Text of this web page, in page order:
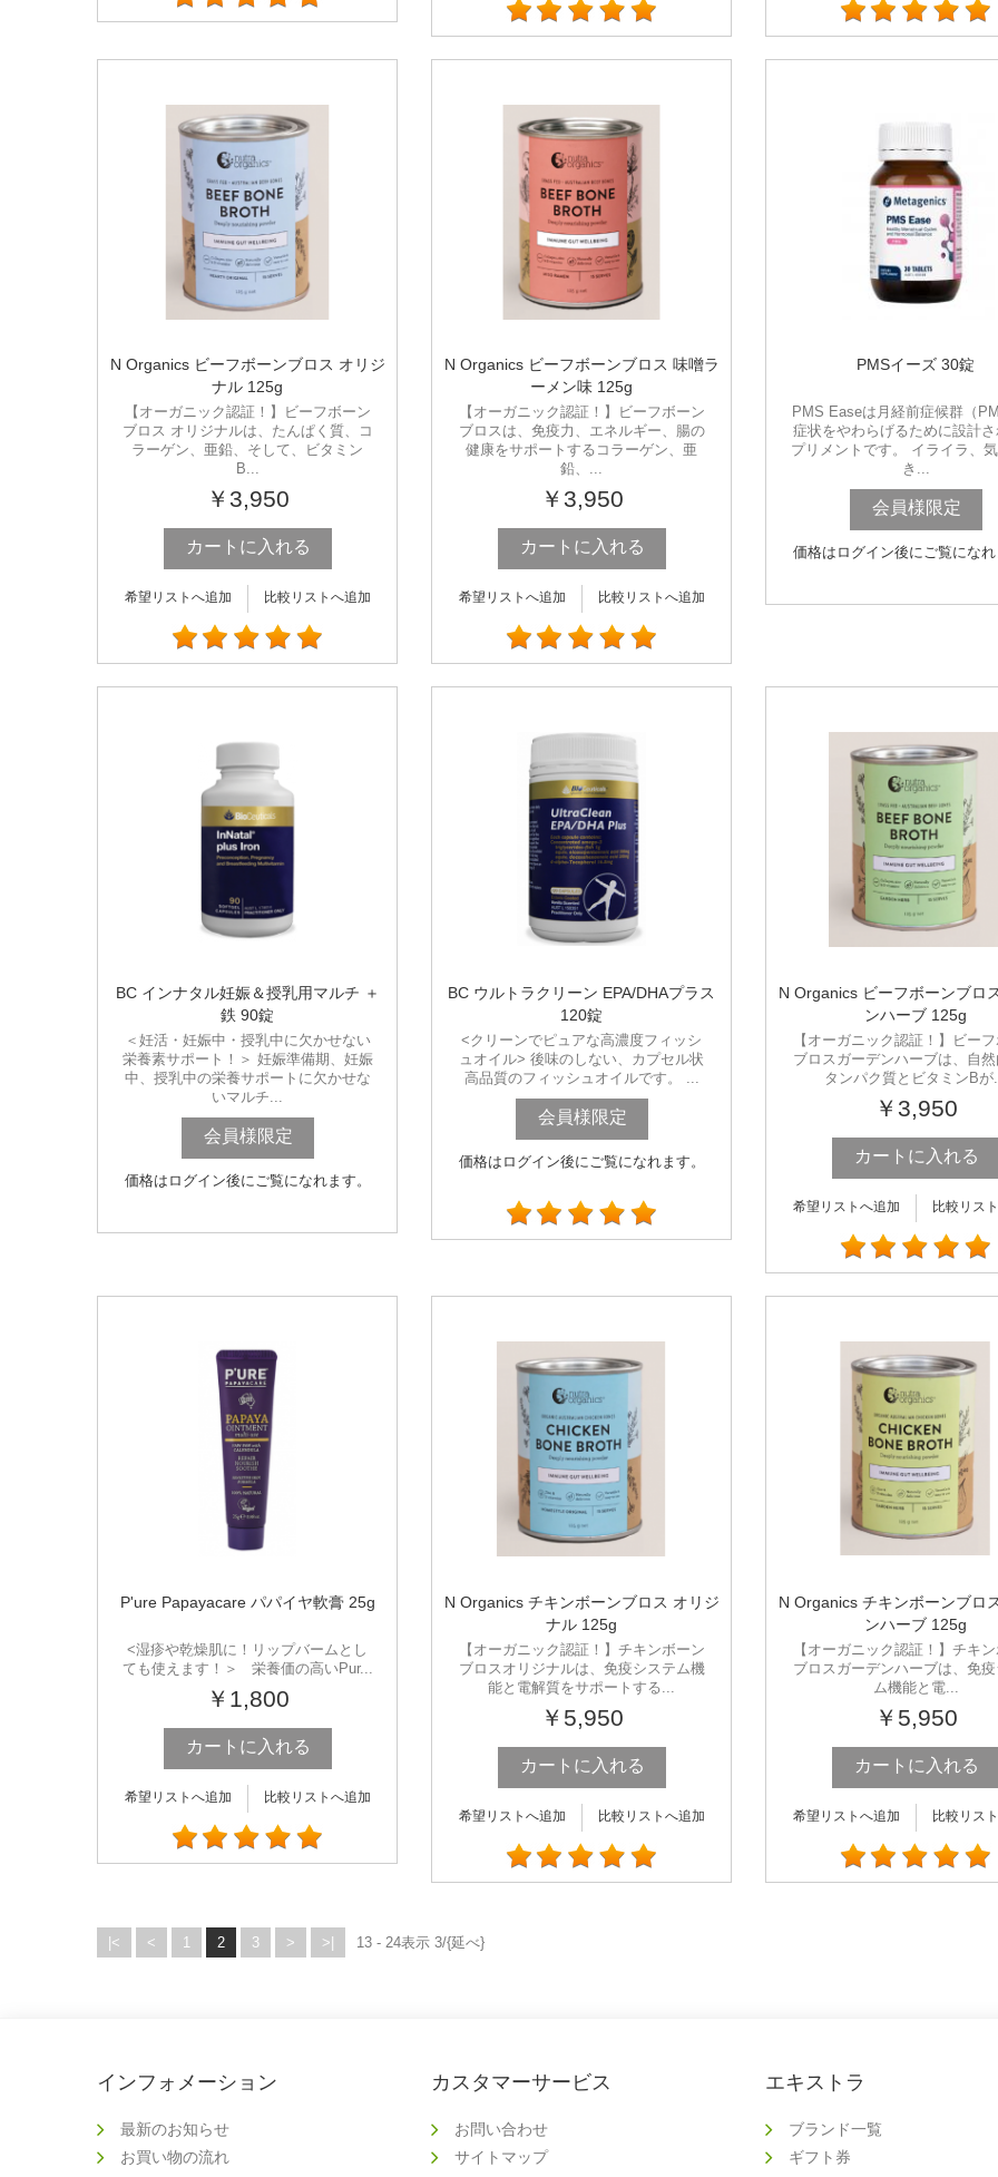
N Organics ビーフボーンブロス オリジ
ナル 125g
【オーガニック認証！】ビーフボーン
ブロス オリジナルは、たんぱく質、コ
ラーゲン、亜鉛、そして、ビタミン
B...
￥3,950
カートに入れる
希望リストへ追加 比較リストへ追加
N Organics ビーフボーンブロス 味噌ラ
ーメン味 125g
【オーガニック認証！】ビーフボーン
ブロスは、免疫力、エネルギー、腸の
健康をサポートするコラーゲン、亜
鉛、...
￥3,950
カートに入れる
希望リストへ追加 比較リストへ追加
PMSイーズ 30錠
PMS Easeは月経前症候群（
症状をやわらげるために設計
プリメントです。 イライラ、
き...
会員様限定
価格はログイン後にご覧になれ
BC インナタル妊娠＆授乳用マルチ ＋
鉄 90錠
＜妊活・妊娠中・授乳中に欠かせない
栄養素サポート！＞ 妊娠準備期、妊娠
中、授乳中の栄養サポートに欠かせな
いマルチ...
会員様限定
価格はログイン後にご覧になれます。
BC ウルトラクリーン EPA/DHAプラス
120錠
<クリーンでピュアな高濃度フィッシ
ュオイル> 後味のしない、カプセル状
高品質のフィッシュオイルです。 ...
会員様限定
価格はログイン後にご覧になれます。
N Organics ビーフボーンブロ
ンハーブ 125g
【オーガニック認証！】ビー
ブロスガーデンハーブは、自
タンパク質とビタミンBが...
￥3,950
カートに入れる
希望リストへ追加 比較リス
P'ure Papayacare パパイヤ軟膏 25g
<湿疹や乾燥肌に！リップバームとし
ても使えます！＞ 栄養価の高いPur...
￥1,800
カートに入れる
希望リストへ追加 比較リストへ追加
N Organics チキンボーンブロス オリジ
ナル 125g
【オーガニック認証！】チキンボーン
ブロスオリジナルは、免疫システム機
能と電解質をサポートする...
￥5,950
カートに入れる
希望リストへ追加 比較リストへ追加
N Organics チキンボーンブロ
ンハーブ 125g
【オーガニック認証！】チキ
ブロスガーデンハーブは、免
ム機能と電...
￥5,950
カートに入れる
希望リストへ追加 比較リス
|< < 1 2 3 > >| 13 - 24表示 3/{延べ}
インフォメーション
最新のお知らせ
お買い物の流れ
カスタマーサービス
お問い合わせ
サイトマップ
エキストラ
ブランド一覧
ギフト券